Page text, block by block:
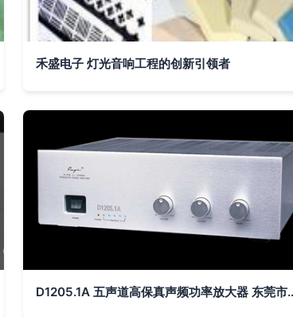
禾盛电子 灯光音响工程的创新引领者
D1205.1A 五声道高保真声频